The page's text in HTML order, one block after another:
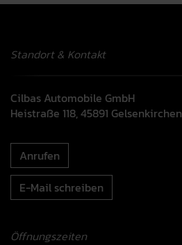
Standort & Kontakt
Cilbas Automobile GmbH
Heistraße 118, 45891 Gelsenkirchen
Anrufen
E-Mail schreiben
Öffnungszeiten